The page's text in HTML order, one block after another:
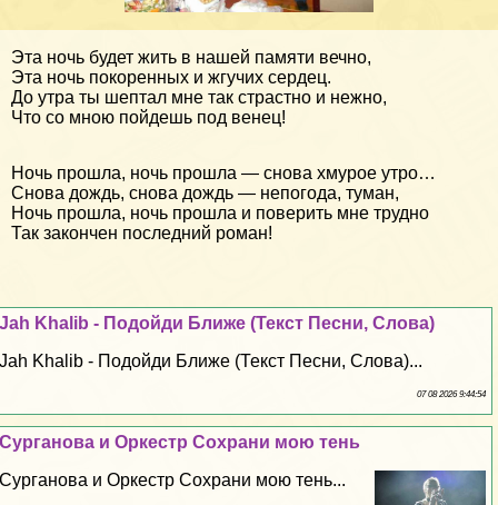
Эта ночь будет жить в нашей памяти вечно,
Эта ночь покоренных и жгучих сердец.
До утра ты шептал мне так страстно и нежно,
Что со мною пойдешь под венец!
Ночь прошла, ночь прошла — снова хмурое утро…
Снова дождь, снова дождь — непогода, туман,
Ночь прошла, ночь прошла и поверить мне трудно
Так закончен последний роман!
Jah Khalib - Подойди Ближе (Текст Песни, Слова)
Jah Khalib - Подойди Ближе (Текст Песни, Слова)...
07 08 2026 9:44:54
Сурганова и Оркестр Сохрани мою тень
Сурганова и Оркестр Сохрани мою тень...